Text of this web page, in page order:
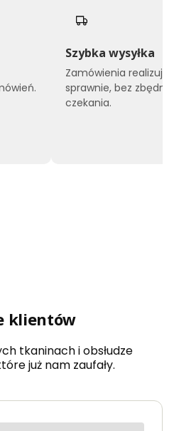
Szybka wysyłka
Zamówienia
sprawnie, bez
czekania.
klientów
tkaninach i obsłudze
już nam zaufały.
tkanin, kolory